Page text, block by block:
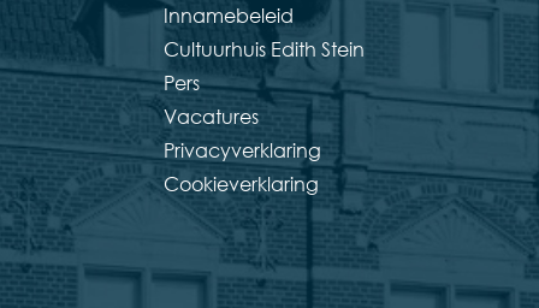
Innamebeleid
Cultuurhuis Edith Stein
Pers
Vacatures
Privacyverklaring
Cookieverklaring